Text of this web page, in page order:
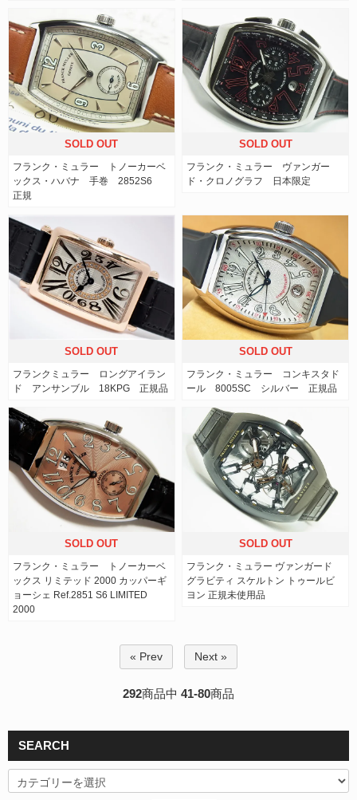
SOLD OUT
フランク・ミュラー トノーカーベ
ックス・ハバナ 手巻 2852S6
正規
SOLD OUT
フランク・ミュラー ヴァンガー
ド・クロノグラフ 日本限定
SOLD OUT
フランクミュラー ロングアイラン
ド アンサンブル 18KPG 正規品
SOLD OUT
フランク・ミュラー コンキスタド
ール 8005SC シルバー 正規品
SOLD OUT
フランク・ミュラー トノーカーベ
ックス リミテッド 2000 カッパーギ
ョーシェ Ref.2851 S6 LIMITED
2000
SOLD OUT
フランク・ミュラー ヴァンガード
グラビティ スケルトン トゥールビ
ヨン 正規未使用品
« Prev Next »
292商品中 41-80商品
SEARCH